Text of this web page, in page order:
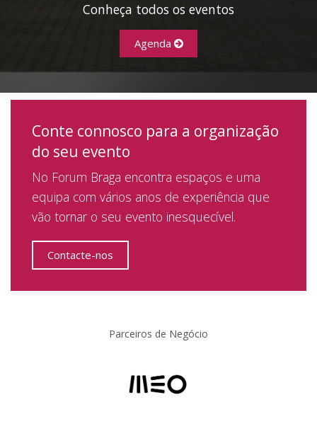
Conheça todos os eventos
Agenda
Conte connosco para a organização
do seu evento
No Forum Braga encontra espaços e uma
equipa com vários anos de experiência que
vão tornar o seu evento inesquecível.
Contacte-nos
Parceiros de Negócio